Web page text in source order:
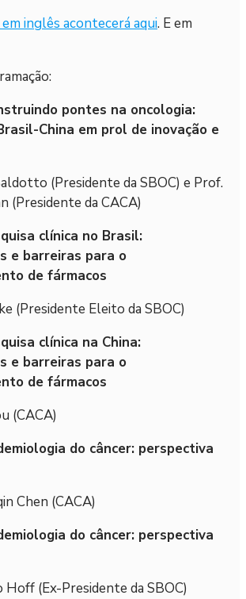
inglês acontecerá aqui. E em
pontes na oncologia:
China em prol de inovação e
(Presidente da SBOC) e Prof.
(Presidente da CACA)
clínica no Brasil:
e barreiras para o
de fármacos
(Presidente Eleito da SBOC)
clínica na China:
e barreiras para o
de fármacos
(CACA)
do câncer: perspectiva
Chen (CACA)
do câncer: perspectiva
Hoff (Ex-Presidente da SBOC)